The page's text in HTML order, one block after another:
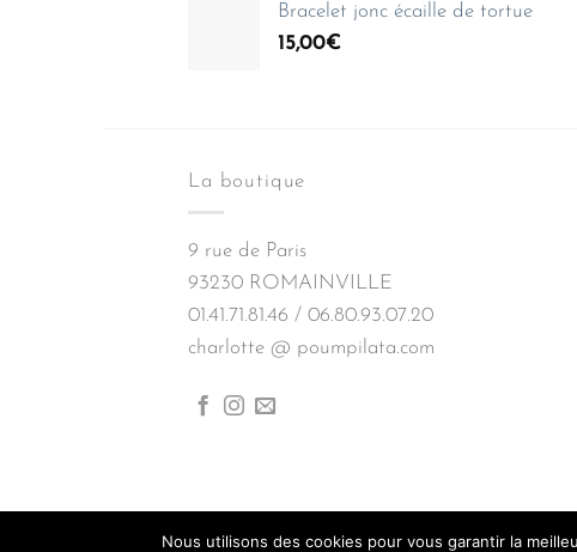
Bracelet jonc écaille de tortue
15,00€
La boutique
9 rue de Paris
93230 ROMAINVILLE
01.41.71.81.46 / 06.80.93.07.20
charlotte @ poumpilata.com
Nous utilisons des cookies pour vous garantir la